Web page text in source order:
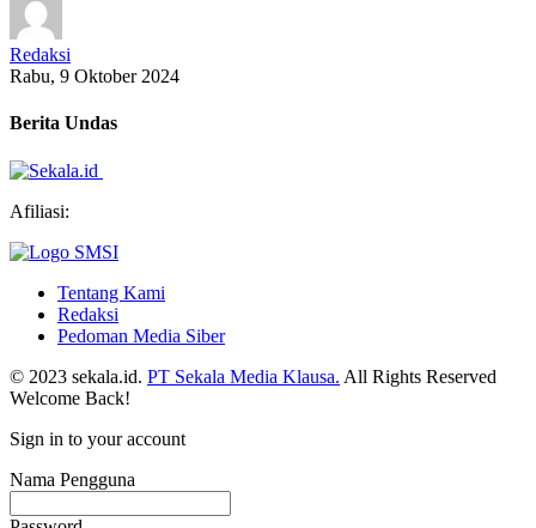
Redaksi
Rabu, 9 Oktober 2024
Berita Undas
Afiliasi:
Tentang Kami
Redaksi
Pedoman Media Siber
© 2023 sekala.id. PT Sekala Media Klausa. All Rights Reserved
Welcome Back!
Sign in to your account
Nama Pengguna